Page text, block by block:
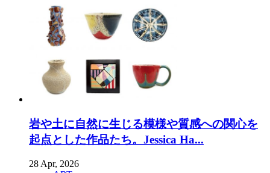
岩や土に自然に生じる模様や質感への関心を
起点とした作品たち。Jessica Ha...
28 Apr, 2026